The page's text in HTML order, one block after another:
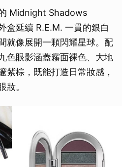
Midnight Shadows
盒延續 R.E.M. 一貫的銀白
就像展開一顆閃耀星球。配
色眼影涵蓋霧面裸色、大地
紫棕，既能打造日常妝感，
妝。